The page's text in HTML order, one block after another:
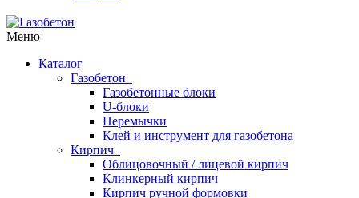
Меню
Каталог
Газобетон
Газобетонные блоки
U-блоки
Перемычки
Клей и инструмент для газобетона
Кирпич
Облицовочный / лицевой кирпич
Клинкерный кирпич
Кирпич ручной формовки